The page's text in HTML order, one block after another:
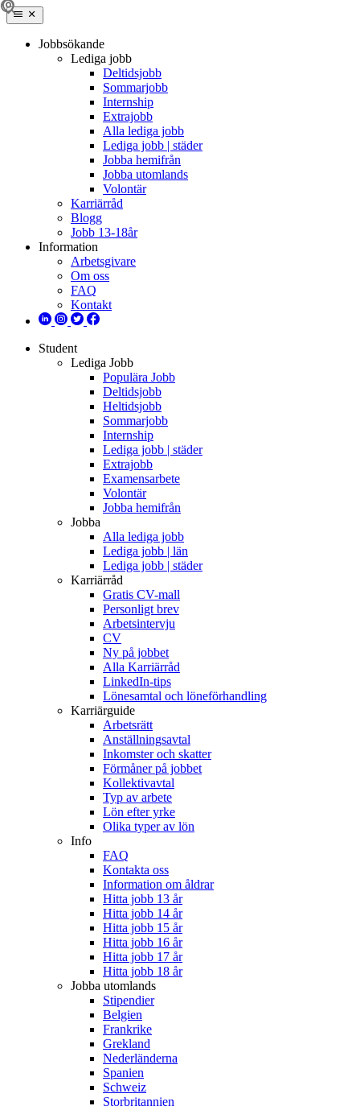
Jobbsökande
Lediga jobb
Deltidsjobb
Sommarjobb
Internship
Extrajobb
Alla lediga jobb
Lediga jobb | städer
Jobba hemifrån
Jobba utomlands
Volontär
Karriärråd
Blogg
Jobb 13-18år
Information
Arbetsgivare
Om oss
FAQ
Kontakt
Student
Lediga Jobb
Populära Jobb
Deltidsjobb
Heltidsjobb
Sommarjobb
Internship
Lediga jobb | städer
Extrajobb
Examensarbete
Volontär
Jobba hemifrån
Jobba
Alla lediga jobb
Lediga jobb | län
Lediga jobb | städer
Karriärråd
Gratis CV-mall
Personligt brev
Arbetsintervju
CV
Ny på jobbet
Alla Karriärråd
LinkedIn-tips
Lönesamtal och löneförhandling
Karriärguide
Arbetsrätt
Anställningsavtal
Inkomster och skatter
Förmåner på jobbet
Kollektivavtal
Typ av arbete
Lön efter yrke
Olika typer av lön
Info
FAQ
Kontakta oss
Information om åldrar
Hitta jobb 13 år
Hitta jobb 14 år
Hitta jobb 15 år
Hitta jobb 16 år
Hitta jobb 17 år
Hitta jobb 18 år
Jobba utomlands
Stipendier
Belgien
Frankrike
Grekland
Nederländerna
Spanien
Schweiz
Storbritannien